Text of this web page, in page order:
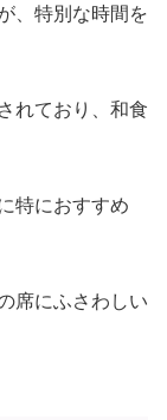
、特別な時間を
れており、和食
特におすすめ
席にふさわしい